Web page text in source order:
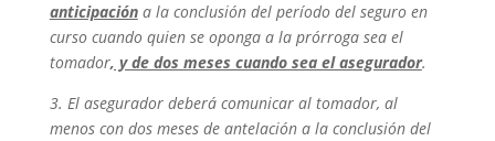
anticipacióna la conclusión del período del seguro en
curso cuando quien se oponga a la prórroga sea el
tomador, y de dos meses cuando sea el asegurador.
3. El asegurador deberá comunicar al tomador, al
menos con dos meses de antelación a la conclusión del